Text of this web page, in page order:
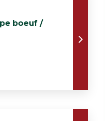
boeuf /